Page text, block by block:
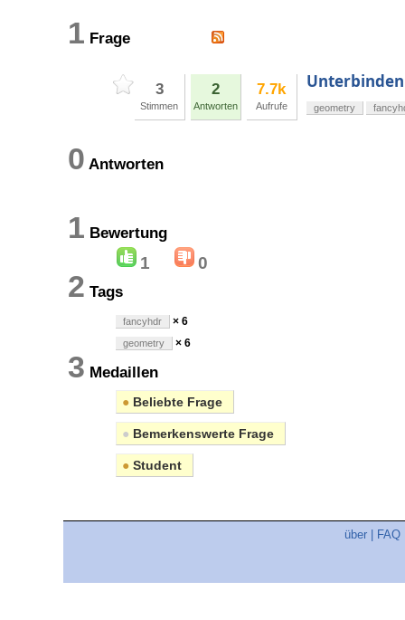
1 Frage
3
Stimmen
2
Antworten
7.7k
Aufrufe geometry
0 Antworten
1 Bewertung
1 0
2 Tags
fancyhdr × 6
geometry × 6
3 Medaillen
● Beliebte Frage
● Bemerkenswerte Frage
● Student
über FAQ